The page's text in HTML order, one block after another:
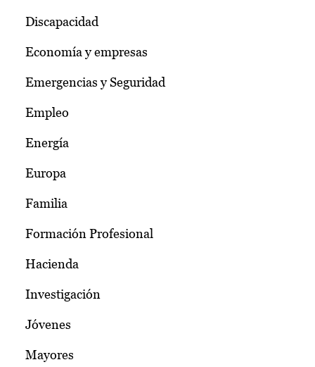
Discapacidad
Economía y empresas
Emergencias y Seguridad
Empleo
Energía
Europa
Familia
Formación Profesional
Hacienda
Investigación
Jóvenes
Mayores